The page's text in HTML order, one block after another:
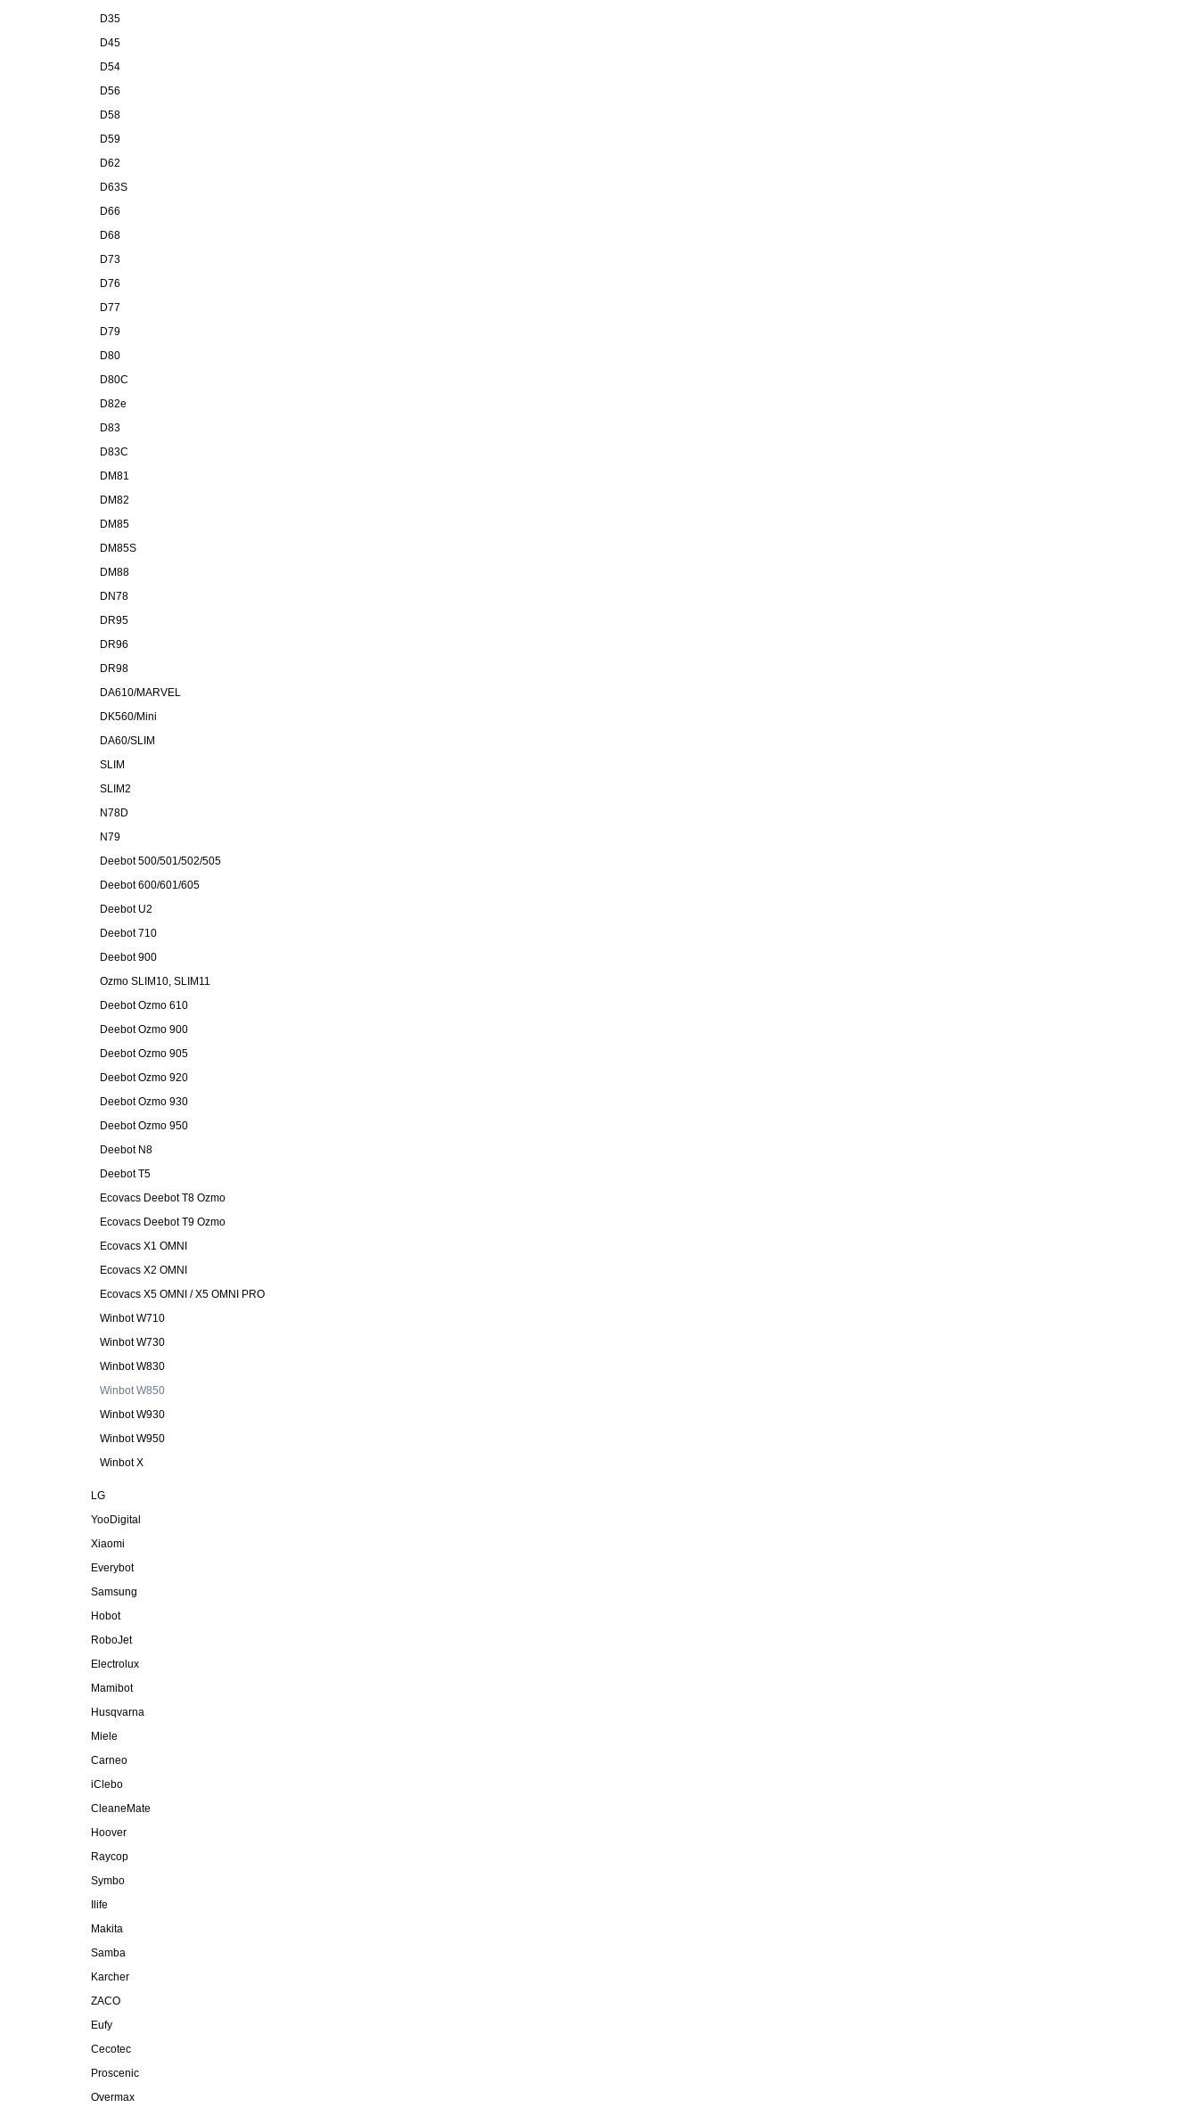
D35
D45
D54
D56
D58
D59
D62
D63S
D66
D68
D73
D76
D77
D79
D80
D80C
D82e
D83
D83C
DM81
DM82
DM85
DM85S
DM88
DN78
DR95
DR96
DR98
DA610/MARVEL
DK560/Mini
DA60/SLIM
SLIM
SLIM2
N78D
N79
Deebot 500/501/502/505
Deebot 600/601/605
Deebot U2
Deebot 710
Deebot 900
Ozmo SLIM10, SLIM11
Deebot Ozmo 610
Deebot Ozmo 900
Deebot Ozmo 905
Deebot Ozmo 920
Deebot Ozmo 930
Deebot Ozmo 950
Deebot N8
Deebot T5
Ecovacs Deebot T8 Ozmo
Ecovacs Deebot T9 Ozmo
Ecovacs X1 OMNI
Ecovacs X2 OMNI
Ecovacs X5 OMNI / X5 OMNI PRO
Winbot W710
Winbot W730
Winbot W830
Winbot W850
Winbot W930
Winbot W950
Winbot X
LG
YooDigital
Xiaomi
Everybot
Samsung
Hobot
RoboJet
Electrolux
Mamibot
Husqvarna
Miele
Carneo
iClebo
CleaneMate
Hoover
Raycop
Symbo
Ilife
Makita
Samba
Karcher
ZACO
Eufy
Cecotec
Proscenic
Overmax